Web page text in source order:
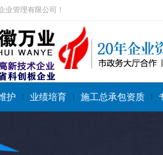
业管理有限公司！
护 业绩培育 施工总承包资质
施工总承包资质 专业承包资质 施工劳务资质